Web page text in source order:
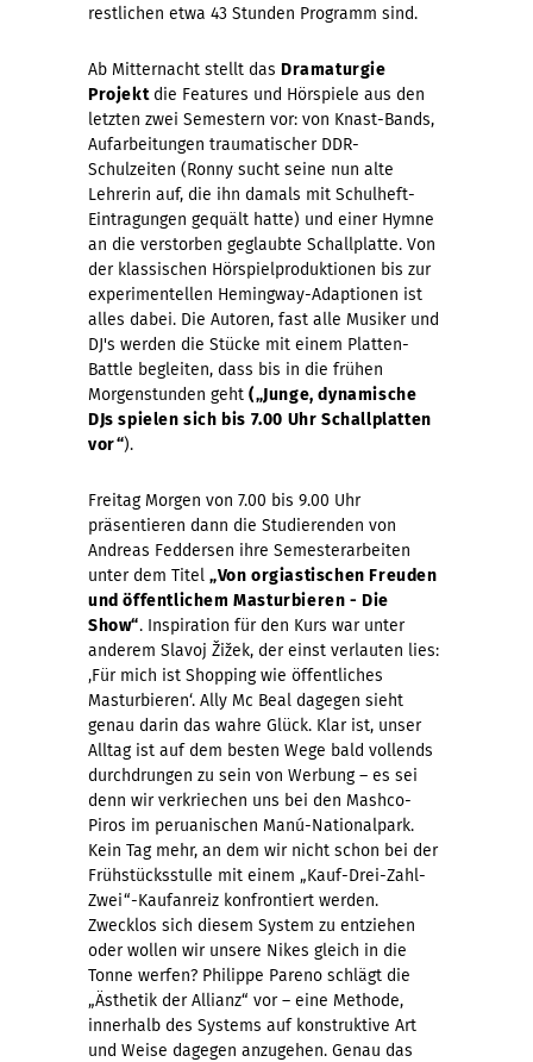
restlichen etwa 43 Stunden Programm sind.
Ab Mitternacht stellt das Dramaturgie
Projektdie Features und Hörspiele aus den
letzten zwei Semestern vor: von Knast-Bands,
Aufarbeitungen traumatischer DDR-
Schulzeiten (Ronny sucht seine nun alte
Lehrerin auf, die ihn damals mit Schulheft-
Eintragungen gequält hatte) und einer Hymne
an die verstorben geglaubte Schallplatte. Von
der klassischen Hörspielproduktionen bis zur
experimentellen Hemingway-Adaptionen ist
alles dabei. Die Autoren, fast alle Musiker und
DJ's werden die Stücke mit einem Platten-
Battle begleiten, dass bis in die frühen
Morgenstunden geht („Junge, dynamische
DJs spielen sich bis 7.00 Uhr Schallplatten
vor“).
Freitag Morgen von 7.00 bis 9.00 Uhr
präsentieren dann die Studierenden von
Andreas Feddersen ihre Semesterarbeiten
unter dem Titel „Von orgiastischen Freuden
und öffentlichem Masturbieren - Die
Show“. Inspiration für den Kurs war unter
anderem Slavoj Žižek, der einst verlauten lies:
‚Für mich ist Shopping wie öffentliches
Masturbieren‘. Ally Mc Beal dagegen sieht
genau darin das wahre Glück. Klar ist, unser
Alltag ist auf dem besten Wege bald vollends
durchdrungen zu sein von Werbung – es sei
denn wir verkriechen uns bei den Mashco-
Piros im peruanischen Manú-Nationalpark.
Kein Tag mehr, an dem wir nicht schon bei der
Frühstücksstulle mit einem „Kauf-Drei-Zahl-
Zwei“-Kaufanreiz konfrontiert werden.
Zwecklos sich diesem System zu entziehen
oder wollen wir unsere Nikes gleich in die
Tonne werfen? Philippe Pareno schlägt die
„Ästhetik der Allianz“ vor – eine Methode,
innerhalb des Systems auf konstruktive Art
und Weise dagegen anzugehen. Genau das